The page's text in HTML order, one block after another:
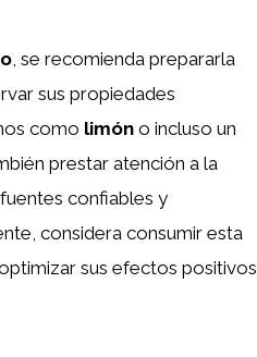
, se recomienda prepararla
sus propiedades
como limón o incluso un
prestar atención a la
confiables y
considera consumir esta
sus efectos positivos